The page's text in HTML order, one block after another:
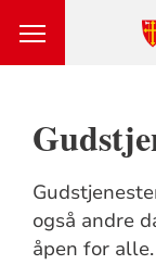
også andre
åpen for alle.